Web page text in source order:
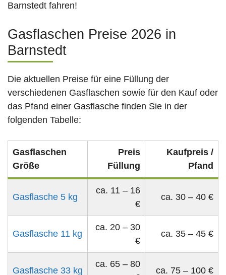
Barnstedt fahren!
Gasflaschen Preise 2026 in
Barnstedt
Die aktuellen Preise für eine Füllung der
verschiedenen Gasflaschen sowie für den Kauf oder
das Pfand einer Gasflasche finden Sie in der
folgenden Tabelle:
Gasflaschen
Größe
Preis
Füllung
Kaufpreis /
Pfand
Gasflasche 5 kg
ca. 11 – 16
€
ca. 30 – 40 €
Gasflasche 11 kg
ca. 20 – 30
€
ca. 35 – 45 €
Gasflasche 33 kg
ca. 65 – 80
ca. 75 – 100 €